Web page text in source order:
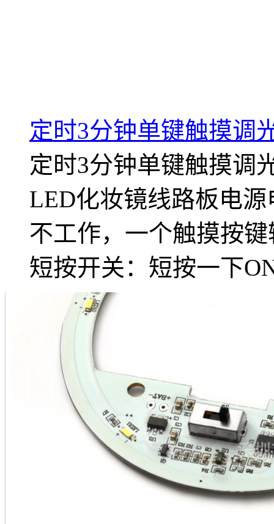
定时3分钟单键触摸调
定时3分钟单键触摸调
LED化妆镜线路板电
不工作，一个触摸按
短按开关：短按一下